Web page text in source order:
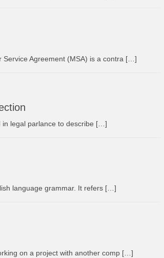
Service Agreement (MSA) is a contra […]
in legal parlance to describe […]
language grammar. It refers […]
on a project with another comp […]